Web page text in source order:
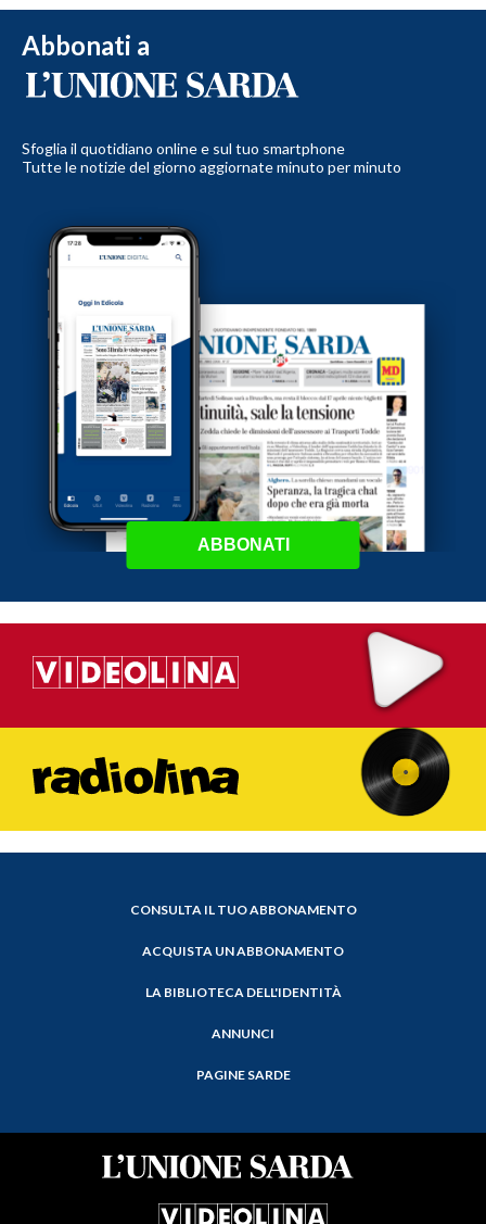
Abbonati a
Sfoglia il quotidiano online e sul tuo smartphone
Tutte le notizie del giorno aggiornate minuto per minuto
ABBONATI
CONSULTA IL TUO ABBONAMENTO
ACQUISTA UN ABBONAMENTO
LA BIBLIOTECA DELL'IDENTITÀ
ANNUNCI
PAGINE SARDE